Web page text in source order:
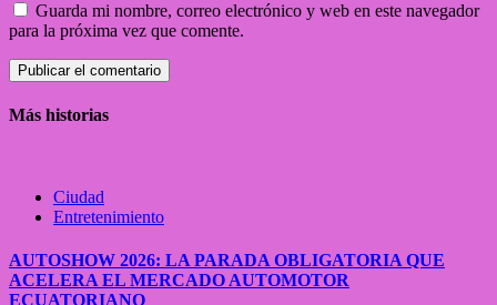
Guarda mi nombre, correo electrónico y web en este navegador
para la próxima vez que comente.
Más historias
Ciudad
Entretenimiento
AUTOSHOW 2026: LA PARADA OBLIGATORIA QUE
ACELERA EL MERCADO AUTOMOTOR
ECUATORIANO